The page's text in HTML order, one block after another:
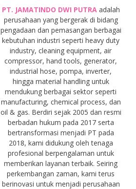
PT. JAMATINDO DWI PUTRAadalah
perusahaan yang bergerak di bidang
pengadaan dan pemasangan berbagai
kebutuhan industri seperti heavy duty
industry, cleaning equipment, air
compressor, hand tools, generator,
industrial hose, pompa, inverter,
hingga material handling untuk
mendukung berbagai sektor seperti
manufacturing, chemical process, dan
oil & gas. Berdiri sejak 2005 dan resmi
berbadan hukum pada 2017 serta
bertransformasi menjadi PT pada
2018, kami didukung oleh tenaga
profesional berpengalaman untuk
memberikan layanan terbaik. Seiring
perkembangan zaman, kami terus
berinovasi untuk menjadi perusahaan